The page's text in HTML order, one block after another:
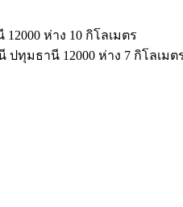
ห่าง 10 กิโลเมตร
ทุมธานี 12000 ห่าง 7 กิโลเมต